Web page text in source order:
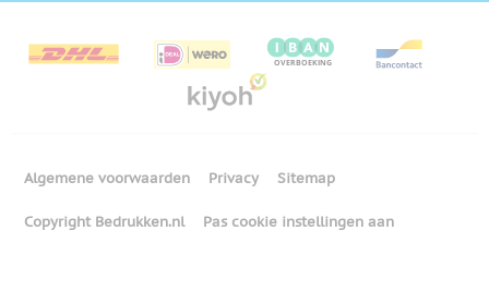
Algemene voorwaarden Privacy Sitemap
Copyright Bedrukken.nl Pas cookie instellingen aan